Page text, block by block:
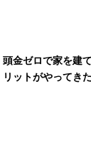
頭金ゼロで家を建
リットがやってき